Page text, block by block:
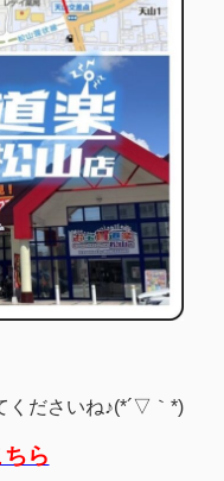
くださいね♪(*´▽｀*)
ちら